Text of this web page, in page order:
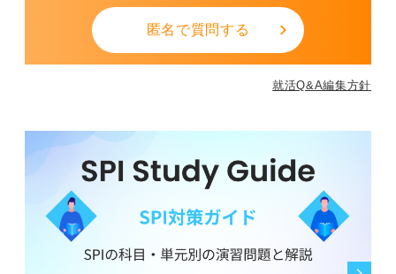
匿名で質問する
就活Q&A編集方針